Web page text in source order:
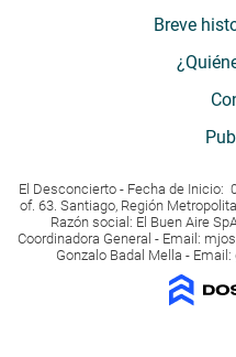
Breve
El Desconcierto - Fecha de Inicio:
of. 63. Santiago, Región
Razón social: El Buen Aire
Coordinadora General - Email:
Gonzalo Badal Mella - Email: